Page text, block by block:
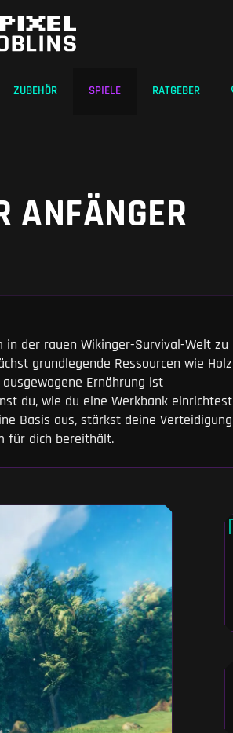
ZUBEHÖR SPIELE RATGEBER
ANFÄNGER
in der rauen Wikinger-Survival-Welt zu
grundlegende Ressourcen wie Holz
Ernährung ist
du, wie du eine Werkbank einrichtest
Basis aus, stärkst deine Verteidigung
für dich bereithält.